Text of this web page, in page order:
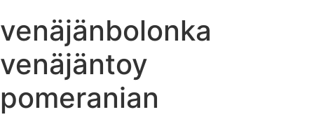
venäjänbolonka
venäjäntoy
pomeranian